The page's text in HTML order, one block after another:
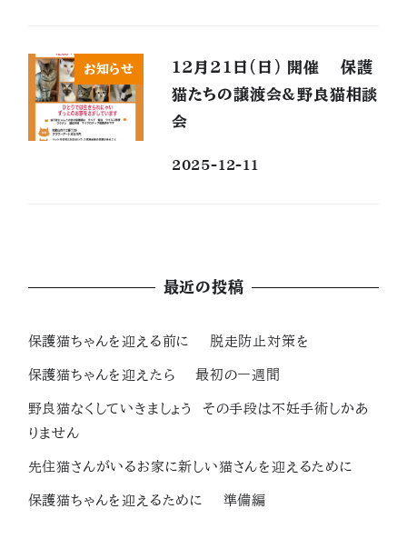
お知らせ
12月21日(日) 開催 保護
猫たちの譲渡会&野良猫相談
会
2025-12-11
最近の投稿
保護猫ちゃんを迎える前に 脱走防止対策を
保護猫ちゃんを迎えたら 最初の一週間
野良猫なくしていきましょう その手段は不妊手術しかあ
りません
先住猫さんがいるお家に新しい猫さんを迎えるために
保護猫ちゃんを迎えるために 準備編